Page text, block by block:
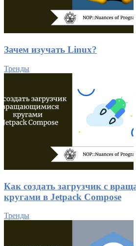
Зачем изучать Linux?
Тренды
Как создать загрузчик с
кругами в Jetpack Compose
Тренды